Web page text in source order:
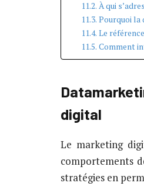
À qui
Pourquoi la
Le
Comment
digital
Le marketing
comportements
stratégies en